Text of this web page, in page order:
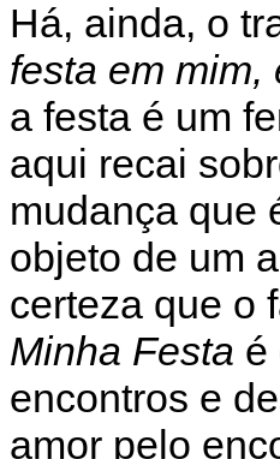
Há, ainda, o
festa em mim,
a festa é um
aqui recai
mudança que
objeto de um
certeza que o
Minha Festa é
encontros e
amor pelo